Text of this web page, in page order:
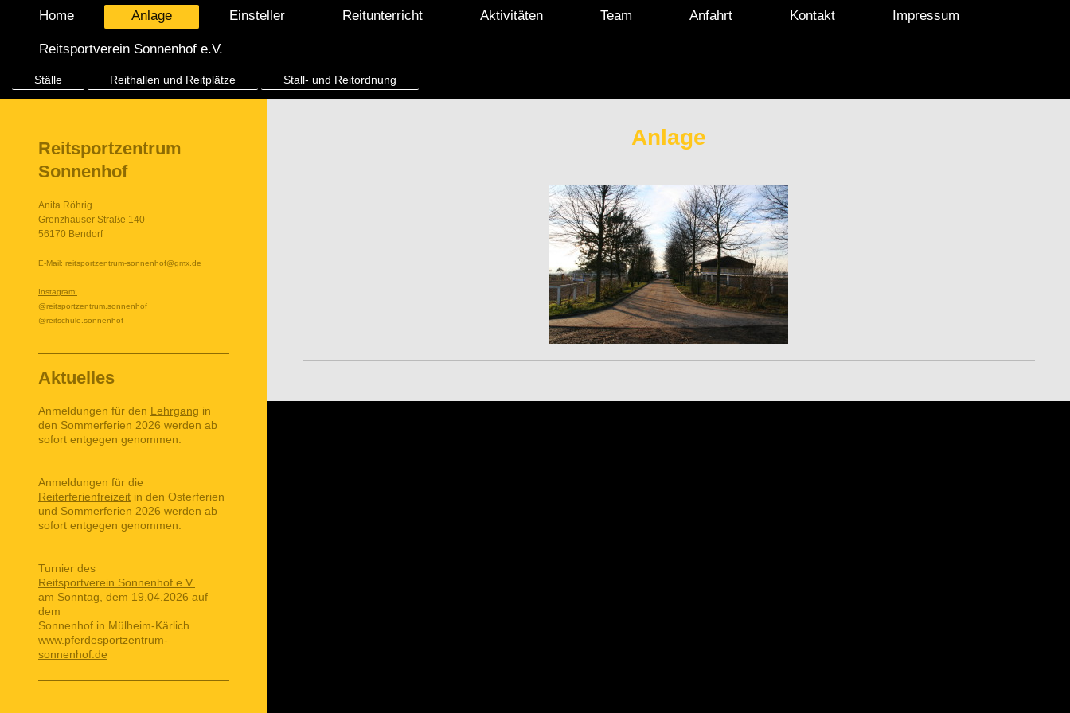
Home Anlage Einsteller Reitunterricht Aktivitäten Team Anfahrt Kontakt Impressum
Reitsportverein Sonnenhof e.V.
Ställe Reithallen und Reitplätze Stall- und Reitordnung
Anlage
Reitsportzentrum
Sonnenhof
Anita Röhrig
Grenzhäuser Straße 140
56170 Bendorf
E-Mail: reitsportzentrum-sonnenhof@gmx.de
Instagram:
@reitsportzentrum.sonnenhof
@reitschule.sonnenhof
Aktuelles
Anmeldungen für den Lehrgang in
den Sommerferien 2026 werden ab
sofort entgegen genommen.
Anmeldungen für die
Reiterferienfreizeit in den Osterferien
und Sommerferien 2026 werden ab
sofort entgegen genommen.
Turnier des
Reitsportverein Sonnenhof e.V.
am Sonntag, dem 19.04.2026 auf
dem
Sonnenhof in Mülheim-Kärlich
www.pferdesportzentrum-
sonnenhof.de